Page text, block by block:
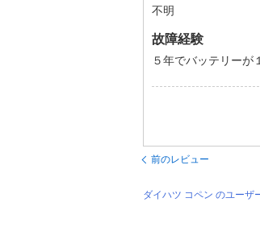
不明
故障経験
５年でバッテリーが
前のレビュー
ダイハツ コペン のユーザ